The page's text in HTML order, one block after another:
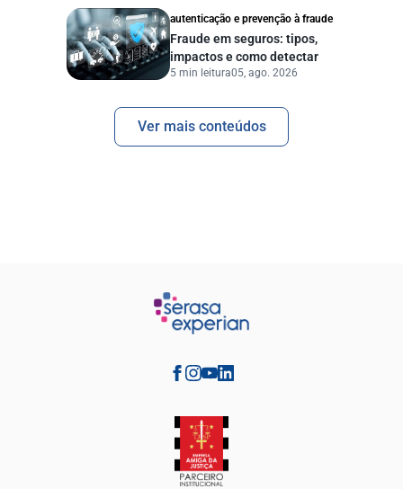
autenticação e prevenção à fraude
Fraude em seguros: tipos,
impactos e como detectar
5 min leitura05, ago. 2026
Ver mais conteúdos